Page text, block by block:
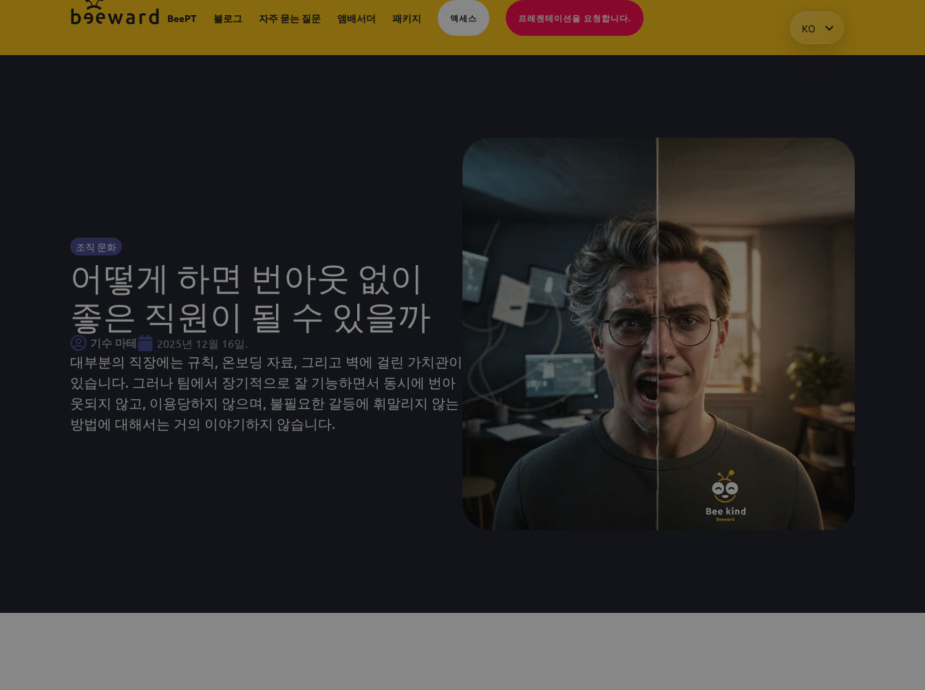
BeePT 블로그 자주 묻는 질문 앰배서더 패키지 액세스 프레젠테이션을 요청합니다.
KO
HU
조직 문화
어떻게 하면 번아웃 없이
좋은 직원이 될 수 있을까
기수 마테 2025년 12월 16일.
대부분의 직장에는 규칙, 온보딩 자료, 그리고 벽에 걸린 가치관이
있습니다. 그러나 팀에서 장기적으로 잘 기능하면서 동시에 번아
웃되지 않고, 이용당하지 않으며, 불필요한 갈등에 휘말리지 않는
방법에 대해서는 거의 이야기하지 않습니다.